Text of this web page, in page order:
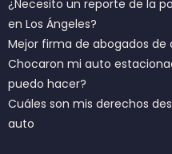
¿Necesito un reporte de la
en Los Ángeles?
Mejor firma de abogados de
Chocaron mi auto
puedo hacer?
Cuáles son mis derechos
auto